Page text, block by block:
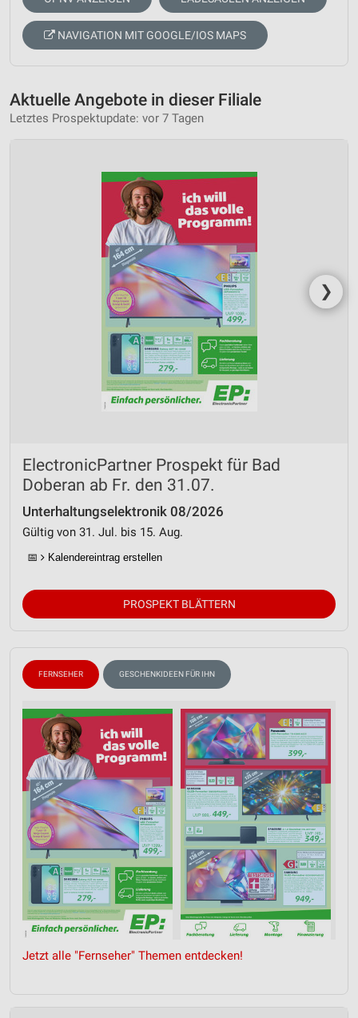
NAVIGATION MIT GOOGLE/IOS MAPS
Aktuelle Angebote in dieser Filiale
Letztes Prospektupdate: vor 7 Tagen
❯
ElectronicPartner Prospekt für Bad
Doberan ab Fr. den 31.07.
Unterhaltungselektronik 08/2026
Gültig von 31. Jul. bis 15. Aug.
📅 Kalendereintrag erstellen
PROSPEKT BLÄTTERN
FERNSEHER GESCHENKIDEEN FÜR IHN
Jetzt alle "Fernseher" Themen entdecken!